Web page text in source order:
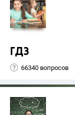
ГДЗ
66340 вопросов